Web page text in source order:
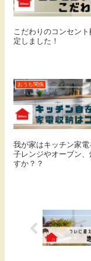
こだわりのコンセン
定しました！
おうち関係
我が家はキッチン家
子レンジやオーブン
すか？？